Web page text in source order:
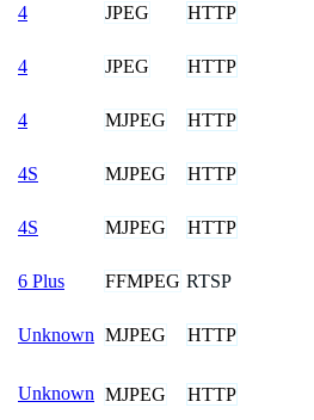
4 JPEG HTTP
4 JPEG HTTP
4 MJPEG HTTP
4S MJPEG HTTP
4S MJPEG HTTP
6 Plus FFMPEG RTSP
Unknown MJPEG HTTP
Unknown MJPEG HTTP